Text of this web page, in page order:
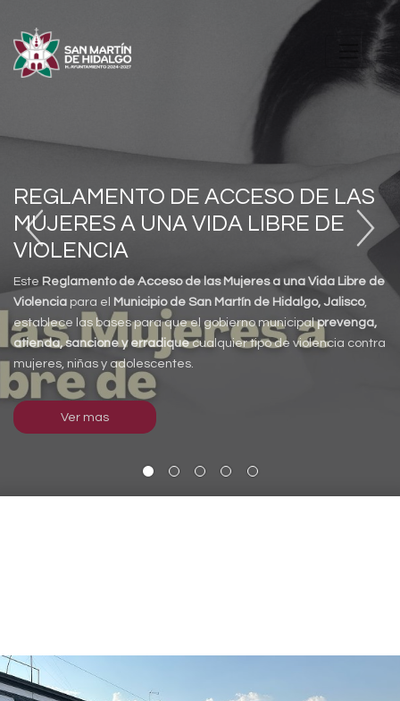
REGLAMENTO DE ACCESO DE LAS
MUJERES A UNA VIDA LIBRE DE
VIOLENCIA
Este Reglamento de Acceso de las Mujeres a una Vida Libre de
Violencia para el Municipio de San Martín de Hidalgo, Jalisco,
establece las bases para que el gobierno municipalprevenga,
atienda, sancione y erradiquecualquier tipo de violencia contra
mujeres, niñas y adolescentes.
Ver mas